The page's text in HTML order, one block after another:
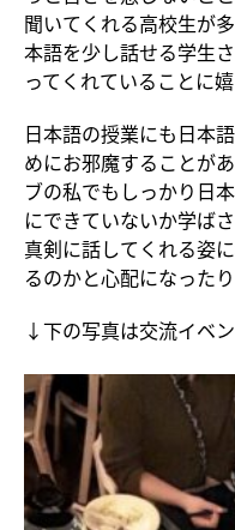
聞いてくれる高校生が
本語を少し話せる学生
ってくれていることに
日本語の授業にも日本
めにお邪魔することが
ブの私でもしっかり日
にできていないか学ば
真剣に話してくれる姿
るのかと心配になった
↓下の写真は交流イベ